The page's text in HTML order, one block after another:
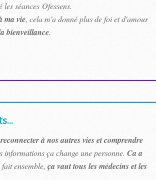
séances Ofessens.
ma vie, cela m'a donné plus de foi et d'amour
bienveillance.
à nos autres vies et comprendre
informations ça change une personne. Ca a
ensemble, ça vaut tous les médecins et les